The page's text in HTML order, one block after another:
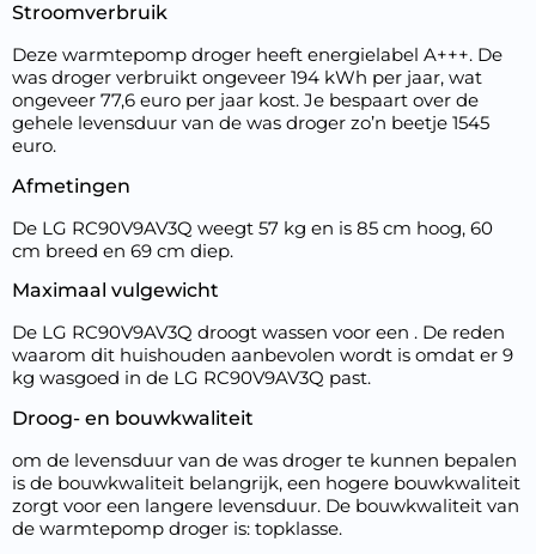
Stroomverbruik
Deze warmtepomp droger heeft energielabel A+++. De
was droger verbruikt ongeveer 194 kWh per jaar, wat
ongeveer 77,6 euro per jaar kost. Je bespaart over de
gehele levensduur van de was droger zo’n beetje 1545
euro.
Afmetingen
De LG RC90V9AV3Q weegt 57 kg en is 85 cm hoog, 60
cm breed en 69 cm diep.
Maximaal vulgewicht
De LG RC90V9AV3Q droogt wassen voor een . De reden
waarom dit huishouden aanbevolen wordt is omdat er 9
kg wasgoed in de LG RC90V9AV3Q past.
Droog- en bouwkwaliteit
om de levensduur van de was droger te kunnen bepalen
is de bouwkwaliteit belangrijk, een hogere bouwkwaliteit
zorgt voor een langere levensduur. De bouwkwaliteit van
de warmtepomp droger is: topklasse.